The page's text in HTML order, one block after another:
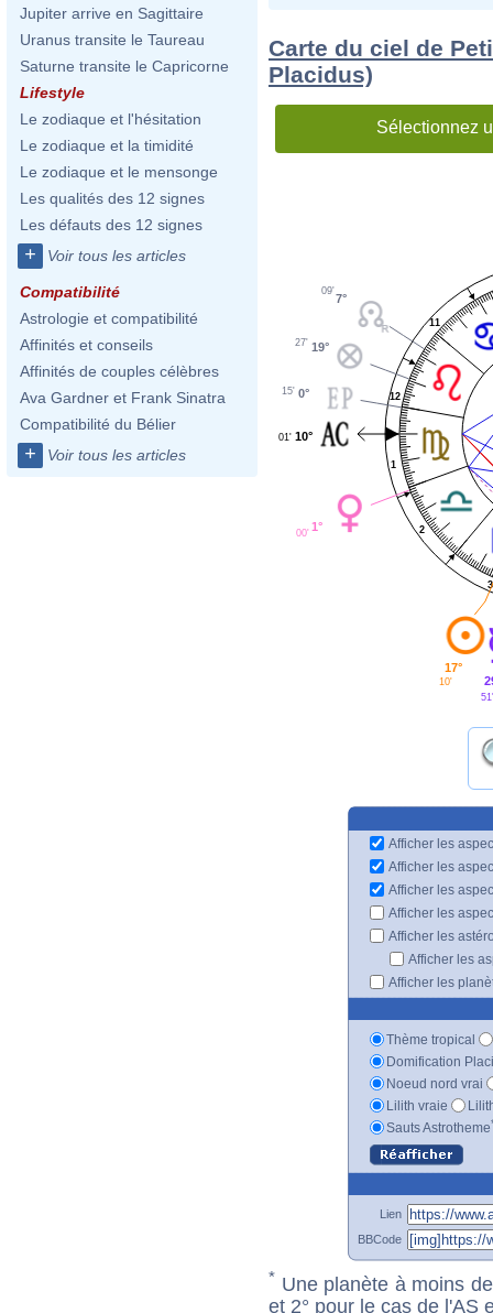
Jupiter arrive en Sagittaire
Uranus transite le Taureau
Saturne transite le Capricorne
Lifestyle
Le zodiaque et l'hésitation
Le zodiaque et la timidité
Le zodiaque et le mensonge
Les qualités des 12 signes
Les défauts des 12 signes
+ Voir tous les articles
Compatibilité
Astrologie et compatibilité
Affinités et conseils
Affinités de couples célèbres
Ava Gardner et Frank Sinatra
Compatibilité du Bélier
+ Voir tous les articles
Carte du ciel de
Placidus)
Sélectionnez
1
2
3
11
12
7°
09'
19°
27'
0°
15'
10°
01'
1°
00'
17°
10'
Afficher les
Afficher les
Afficher les
Afficher les
Afficher les
Afficher les
Afficher les
Thème tropical
Domification
Noeud nord vrai
Lilith vraie
Sauts Astrotheme
Lien
BBCode
* Une planète à moins
et 2° pour le cas de l'AS